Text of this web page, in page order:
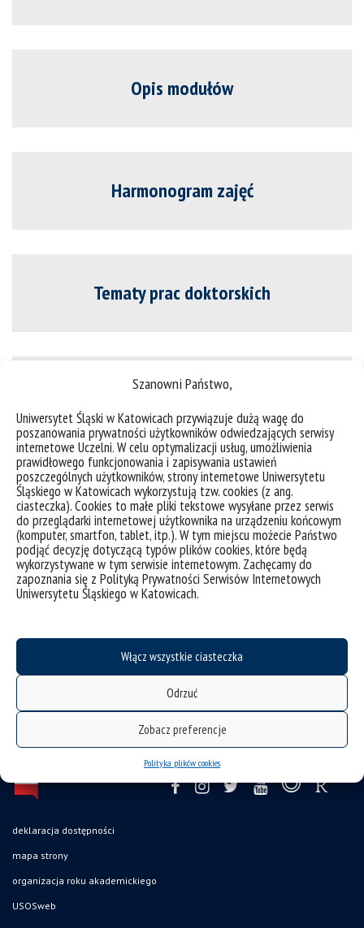
Szanowni Państwo,
Uniwersytet Śląski w Katowicach przywiązuje dużą wagę do
poszanowania prywatności użytkowników odwiedzających serwisy
internetowe Uczelni. W celu optymalizacji usług, umożliwienia
prawidłowego funkcjonowania i zapisywania ustawień
poszczególnych użytkowników, strony internetowe Uniwersytetu
Śląskiego w Katowicach wykorzystują tzw. cookies (z ang.
ciasteczka). Cookies to małe pliki tekstowe wysyłane przez serwis
do przeglądarki internetowej użytkownika na urządzeniu końcowym
(komputer, smartfon, tablet, itp.). W tym miejscu możecie Państwo
podjąć decyzję dotyczącą typów plików cookies, które będą
wykorzystywane w tym serwisie internetowym. Zachęcamy do
zapoznania się z Polityką Prywatności Serwisów Internetowych
Uniwersytetu Śląskiego w Katowicach.
Włącz wszystkie ciasteczka
Odrzuć
Zobacz preferencje
Polityka plików cookies
Opis modułów
Harmonogram zajęć
Tematy prac doktorskich
Kryteria stypendialne
Wzory druków
Informacje bieżące
deklaracja dostępności
mapa strony
organizacja roku akademickiego
USOSweb